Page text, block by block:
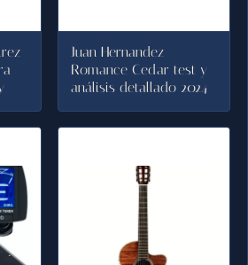
Juan Hernandez
Romance Cedar test y
análisis detallado 2024